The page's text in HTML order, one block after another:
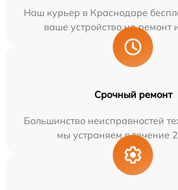
Наш курьер в Краснодаре
ваше устройство на ремонт
Срочный ремонт
Большинство неисправностей
мы устраняем в течение